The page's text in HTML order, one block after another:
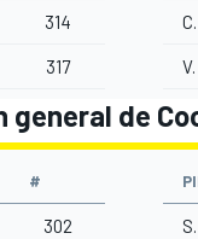
314
317
de
#
302